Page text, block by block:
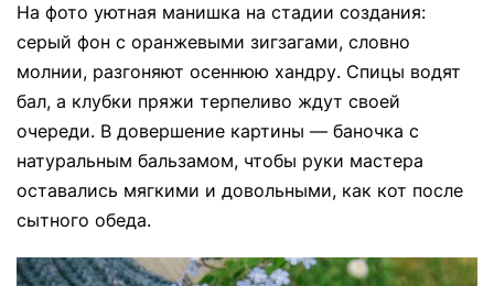
На фото уютная манишка на стадии создания:
серый фон с оранжевыми зигзагами, словно
молнии, разгоняют осеннюю хандру. Спицы водят
бал, а клубки пряжи терпеливо ждут своей
очереди. В довершение картины — баночка с
натуральным бальзамом, чтобы руки мастера
оставались мягкими и довольными, как кот после
сытного обеда.